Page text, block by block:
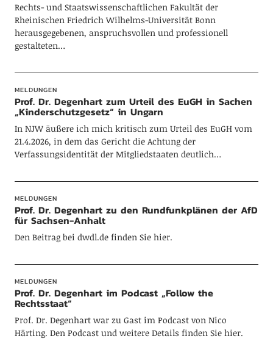
Rechts- und Staatswissenschaftlichen Fakultät der
Rheinischen Friedrich Wilhelms-Universität Bonn
herausgegebenen, anspruchsvollen und professionell
gestalteten…
MELDUNGEN
Prof. Dr. Degenhart zum Urteil des EuGH in Sachen
„Kinderschutzgesetz“ in Ungarn
In NJW äußere ich mich kritisch zum Urteil des EuGH vom
21.4.2026, in dem das Gericht die Achtung der
Verfassungsidentität der Mitgliedstaaten deutlich…
MELDUNGEN
Prof. Dr. Degenhart zu den Rundfunkplänen der AfD
für Sachsen-Anhalt
Den Beitrag bei dwdl.de finden Sie hier.
MELDUNGEN
Prof. Dr. Degenhart im Podcast „Follow the
Rechtsstaat“
Prof. Dr. Degenhart war zu Gast im Podcast von Nico
Härting. Den Podcast und weitere Details finden Sie hier.